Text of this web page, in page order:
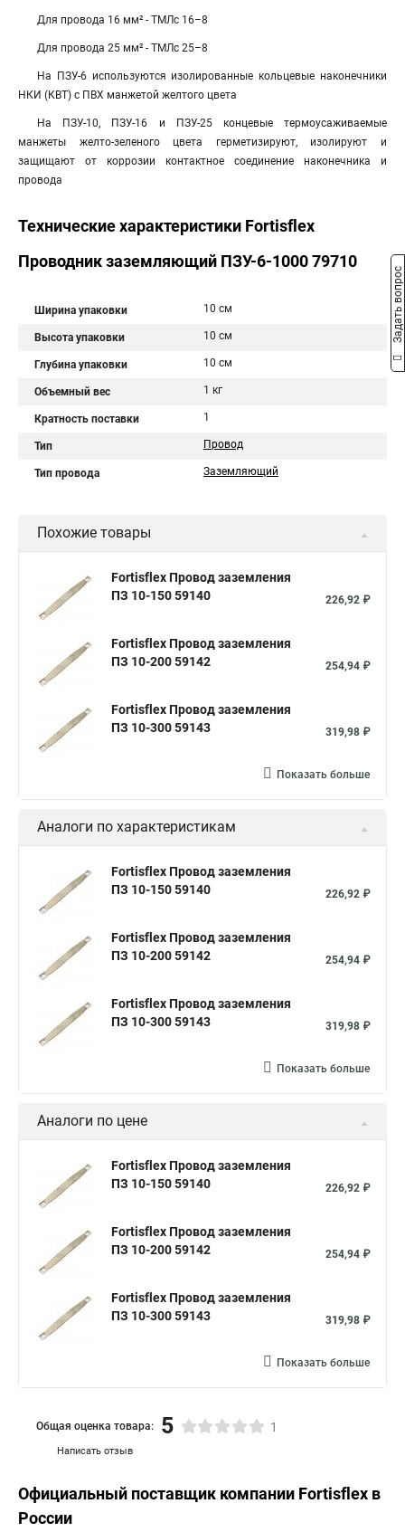
Для провода 16 мм² - ТМЛс 16–8
Для провода 25 мм² - ТМЛс 25–8
На ПЗУ-6 используются изолированные кольцевые наконечники
НКИ (КВТ) с ПВХ манжетой желтого цвета
На ПЗУ-10, ПЗУ-16 и ПЗУ-25 концевые термоусаживаемые
манжеты желто-зеленого цвета герметизируют, изолируют и
защищают от коррозии контактное соединение наконечника и
провода
Технические характеристики Fortisflex
Проводник заземляющий ПЗУ-6-1000 79710
Ширина упаковки 10 см
Высота упаковки 10 см
Глубина упаковки 10 см
Объемный вес 1 кг
Кратность поставки 1
Тип Провод
Тип провода Заземляющий
Похожие товары
Fortisflex Провод заземления
ПЗ 10-150 59140
226,92 ₽
Fortisflex Провод заземления
ПЗ 10-200 59142
254,94 ₽
Fortisflex Провод заземления
ПЗ 10-300 59143
319,98 ₽
Показать больше
Аналоги по характеристикам
Fortisflex Провод заземления
ПЗ 10-150 59140
226,92 ₽
Fortisflex Провод заземления
ПЗ 10-200 59142
254,94 ₽
Fortisflex Провод заземления
ПЗ 10-300 59143
319,98 ₽
Показать больше
Аналоги по цене
Fortisflex Провод заземления
ПЗ 10-150 59140
226,92 ₽
Fortisflex Провод заземления
ПЗ 10-200 59142
254,94 ₽
Fortisflex Провод заземления
ПЗ 10-300 59143
319,98 ₽
Показать больше
Написать отзыв
Общая оценка товара: 5 1
Официальный поставщик компании Fortisflex в
России
Задать вопрос